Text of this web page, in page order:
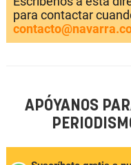
para contactar
APÓYANOS